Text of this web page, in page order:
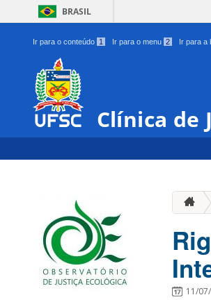
BRASIL
Ir para o conteúdo 1 Ir para o menu 2 Ir para a
Clínica de
11/